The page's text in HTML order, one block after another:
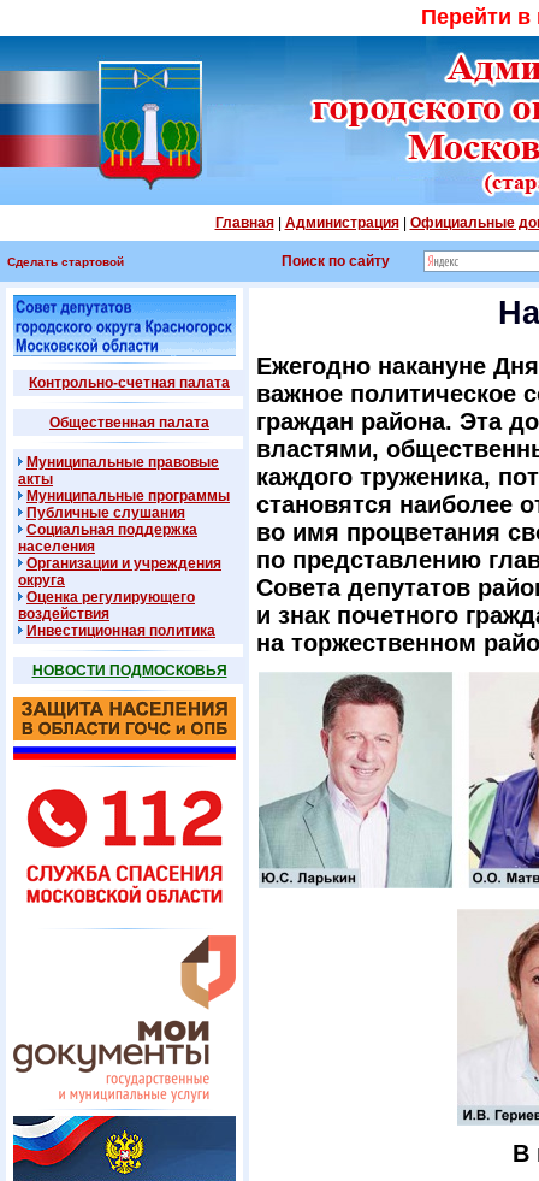
Перейти
Главная| Администрация| Официальные
Сделать стартовой Поиск по сайту
Контрольно-счетная палата
Общественная палата
Муниципальные правовые
акты
Муниципальные программы
Публичные слушания
Социальная поддержка
населения
Организации и учреждения
округа
Оценка регулирующего
воздействия
Инвестиционная политика
НОВОСТИ ПОДМОСКОВЬЯ
Ежегодно накануне
важное политическое
граждан района. Эта
властями,
каждого труженика,
становятся наиболее
во имя процветания
по представлению
Совета депутатов
и знак почетного
на торжественном
В